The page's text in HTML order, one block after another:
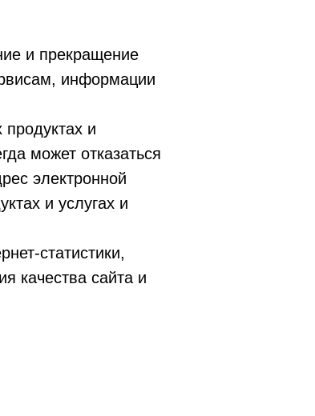
и прекращение
информации
и
может отказаться
электронной
и услугах и
статистики,
качества сайта и